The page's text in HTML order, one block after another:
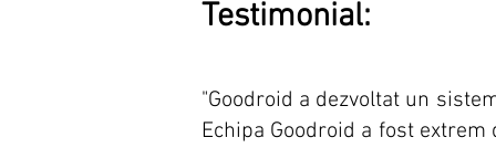
Testimonial:
"Goodroid a dezvoltat un
Echipa Goodroid a fost